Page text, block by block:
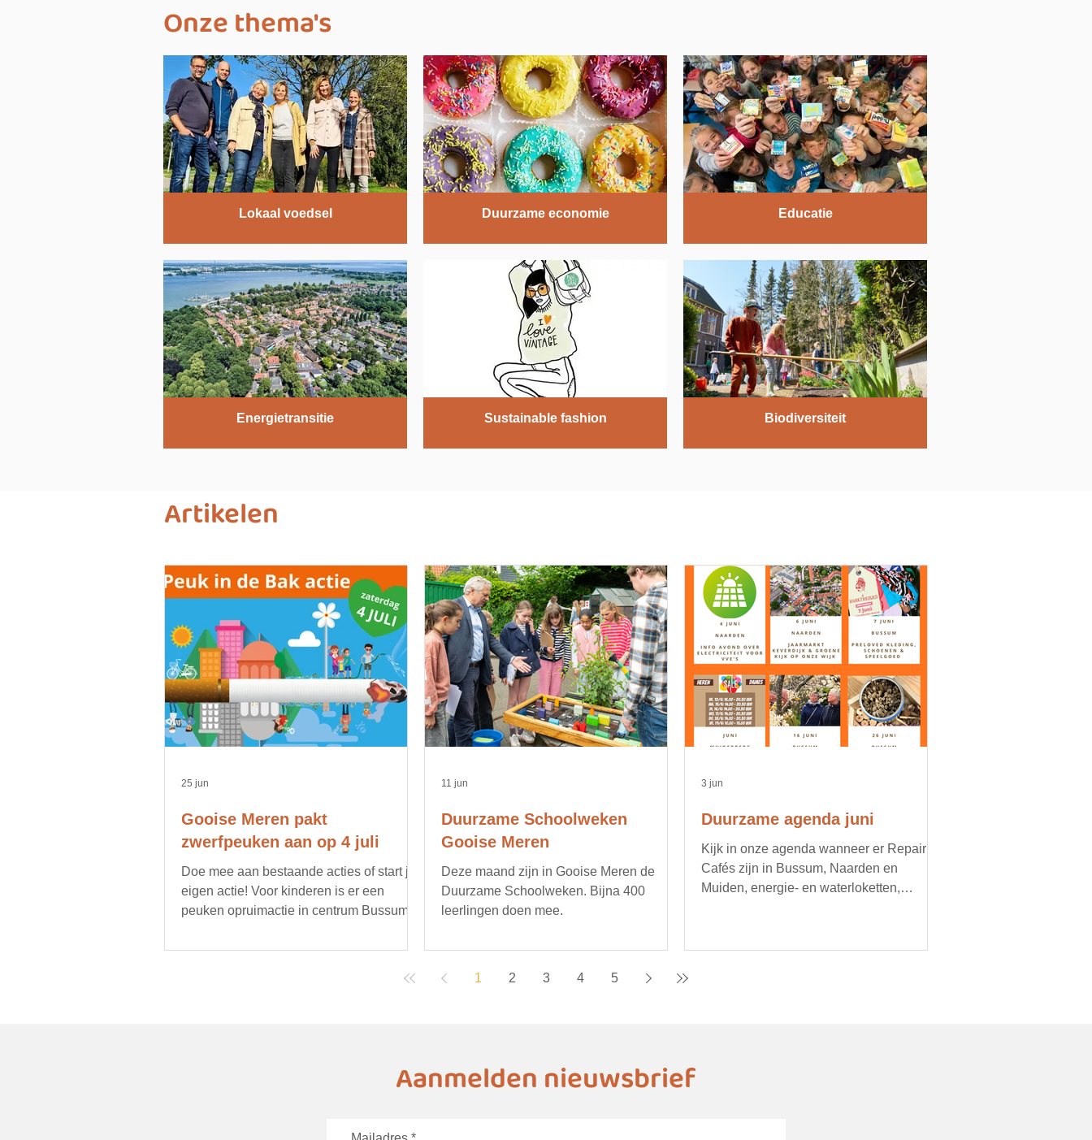
Onze thema's
Lokaal voedsel Duurzame economie Educatie
Energietransitie Sustainable fashion Biodiversiteit
Artikelen
Gooise Meren pakt
zwerfpeuken aan op 4 juli
Doe mee aan bestaande acties of start je
eigen actie! Voor kinderen is er een
peuken opruimactie in centrum Bussum.
25 jun
Duurzame Schoolweken
Gooise Meren
Deze maand zijn in Gooise Meren de
Duurzame Schoolweken. Bijna 400
leerlingen doen mee.
11 jun
Duurzame agenda juni
Kijk in onze agenda wanneer er Repair
Cafés zijn in Bussum, Naarden en
Muiden, energie- en waterloketten,
3 jun
1 2 3 4 5
Aanmelden nieuwsbrief